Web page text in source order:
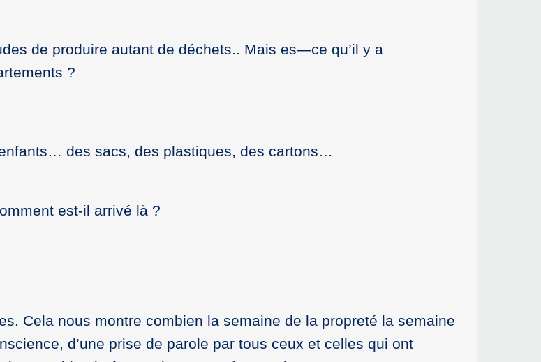
de produire autant de déchets.. Mais es—ce qu’il y a
?
des sacs, des plastiques, des cartons…
est-il arrivé là ?
Cela nous montre combien la semaine de la propreté la semaine
d’une prise de parole par tous ceux et celles qui ont